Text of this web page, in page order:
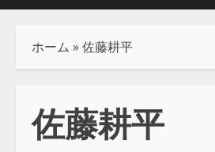
ホーム »佐藤耕平
佐藤耕平